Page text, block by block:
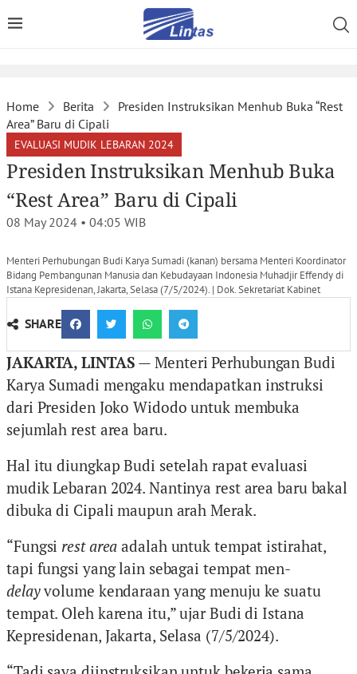
Home Berita
Presiden Instruksikan Menhub Buka “Rest
Area” Baru di Cipali
EVALUASI MUDIK LEBARAN 2024
Presiden Instruksikan Menhub Buka
“Rest Area” Baru di Cipali
08 May 2024 • 04:05 WIB
Menteri Perhubungan Budi Karya Sumadi (kanan) bersama Menteri Koordinator
Bidang Pembangunan Manusia dan Kebudayaan Indonesia Muhadjir Effendy di
Istana Kepresidenan, Jakarta, Selasa (7/5/2024). | Dok. Sekretariat Kabinet
SHARE
JAKARTA, LINTAS — Menteri Perhubungan Budi
Karya Sumadi mengaku mendapatkan instruksi
dari Presiden Joko Widodo untuk membuka
sejumlah rest area baru.
Hal itu diungkap Budi setelah rapat evaluasi
mudik Lebaran 2024. Nantinya rest area baru bakal
dibuka di Cipali maupun arah Merak.
“Fungsi rest areaadalah untuk tempat istirahat,
tapi fungsi yang lain sebagai tempat men-
delayvolume kendaraan yang menuju ke suatu
tempat. Oleh karena itu,” ujar Budi di Istana
Kepresidenan, Jakarta, Selasa (7/5/2024).